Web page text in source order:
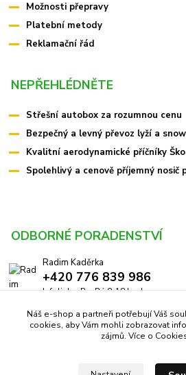
Možnosti přepravy
Platební metody
Reklamační řád
NEPŘEHLÉDNĚTE
Střešní autobox za rozumnou cenu
Bezpečný a levný převoz lyží a
Kvalitní aerodynamické příčníky
Spolehlivý a cenově příjemný nosič
ODBORNÉ PORADENSTVÍ
Radim Kaděrka
+420 776 839 986
Infolinka: Po-Pá 8-18 hod.
info@pricniky.cz
Náš e-shop a partneři potřebují Váš
cookies, aby Vám mohli zobrazovat
zájmů. Více o